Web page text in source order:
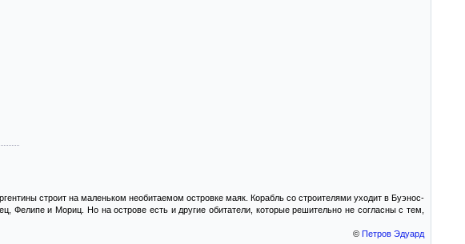
строит на маленьком необитаемом островке маяк. Корабль со строителями уходит в Буэнос-
Фелипе и Мориц. Но на острове есть и другие обитатели, которые решительно не согласны с тем,
© Петров Эдуард